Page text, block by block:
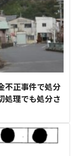
不正事件で処分
処理でも処分さ